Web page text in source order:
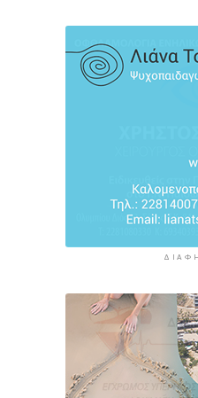
«Ρήτρα διαφυγής» για
πληρώνει €1 δισ. για
μια νέα κρίση
3 ώρες 49 λεπτά πρίν